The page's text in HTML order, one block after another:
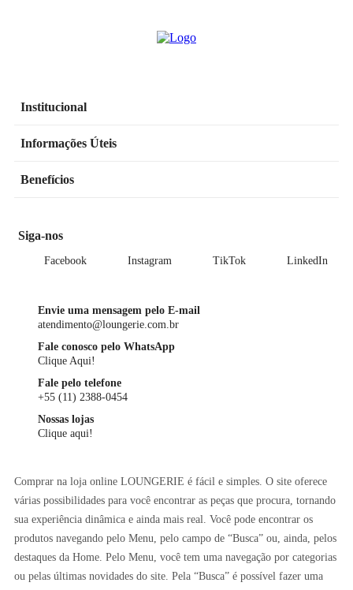
Institucional
Informações Úteis
Benefícios
Siga-nos
Facebook Instagram TikTok LinkedIn
Envie uma mensagem pelo E-mail
atendimento@loungerie.com.br
Fale conosco pelo WhatsApp
Clique Aqui!
Fale pelo telefone
+55 (11) 2388-0454
Nossas lojas
Clique aqui!
Comprar na loja online LOUNGERIE é fácil e simples. O site oferece
várias possibilidades para você encontrar as peças que procura, tornando
sua experiência dinâmica e ainda mais real. Você pode encontrar os
produtos navegando pelo Menu, pelo campo de “Busca” ou, ainda, pelos
destaques da Home. Pelo Menu, você tem uma navegação por categorias
ou pelas últimas novidades do site. Pela “Busca” é possível fazer uma